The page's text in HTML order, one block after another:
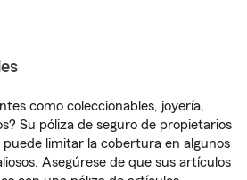
como coleccionables, joyería,
Su póliza de seguro de propietarios
puede limitar la cobertura en algunos
Asegúrese de que sus artículos